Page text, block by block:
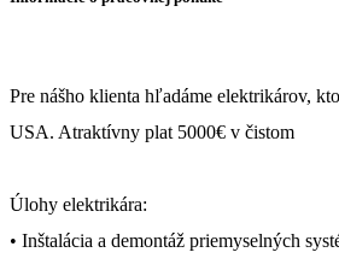
Pre nášho klienta hľadáme elektrikárov,
USA. Atraktívny plat 5000€ v čistom
Úlohy elektrikára:
• Inštalácia a demontáž priemyselných